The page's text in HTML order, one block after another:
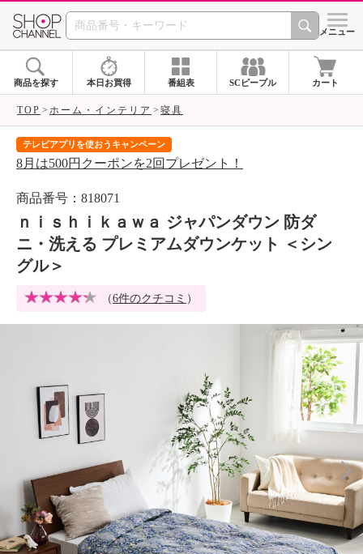
SHOP CHANNEL シメニュー
商品を探す 本日お買得 番組表 SCピープル カート
TOP ホーム・インテリア 寝具
テレビアプリを使おうキャンペーン
8月は500円クーポンを2回プレゼント！
商品番号：818071
ｎｉｓｈｉｋａｗａ ジャパンダウン 防ダ
ニ・洗える プレミアムダウンケット ＜シン
グル＞
（6件のクチコミ ）